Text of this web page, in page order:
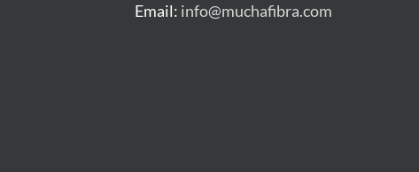
Email: info@muchafibra.com